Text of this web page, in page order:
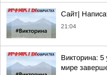
Сайт|
21:04
Викторина:
мире